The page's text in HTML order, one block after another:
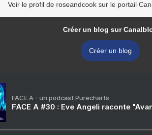
Voir le profil de roseandcook sur le portail
Créer un blog sur
Créer un blog
FACE A - un podcast Purecharts
FACE A #30 : Eve Angeli raconte